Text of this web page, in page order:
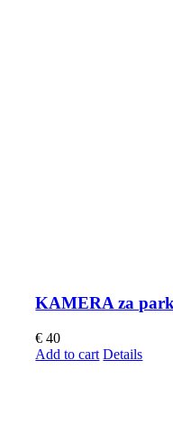
KAMERA za
€ 40
Add to cart Details